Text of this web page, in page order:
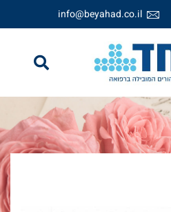
info@beyahad.co.il